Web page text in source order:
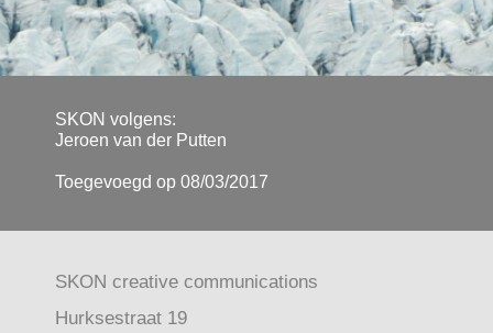
SKON volgens:
Jeroen van der Putten
Toegevoegd op 08/03/2017
SKON creative communications
Hurksestraat 19